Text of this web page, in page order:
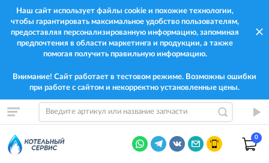
Наш сайт использует файлы cookie и похожие технологии,
чтобы гарантировать максимальное удобство пользователям,
предоставляя персонализированную информацию, запоминая
предпочтения в области маркетинга и продукции, а также
помогая получить правильную информацию.
Внимание! Сайт работает в тестовом режиме. Возможны ошибки
при работе с сайтом и некорректно установленные цены.
0